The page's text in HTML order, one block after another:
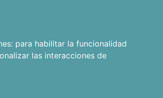
para habilitar la funcionalidad
las interacciones de